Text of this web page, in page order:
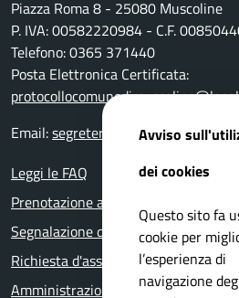
Piazza Roma 8 - 25080 Muscoline
P. IVA: 00582220984 - C.F.
Telefono: 0365 371440
Posta Elettronica Certificata:
Email:
Leggi le FAQ
Prenotazione appuntamento
Segnalazione disservizio
Richiesta d'assistenza
Amministrazione trasparente
Avviso
dei cookies
Questo sito fa
cookie per
l’esperienza di
navigazione